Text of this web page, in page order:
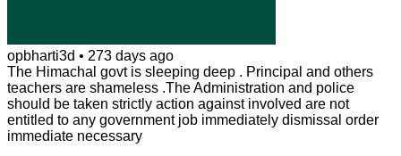
opbharti3d • 273 days ago
The Himachal govt is sleeping deep . Principal and others
teachers are shameless .The Administration and police
should be taken strictly action against involved are not
entitled to any government job immediately dismissal order
immediate necessary